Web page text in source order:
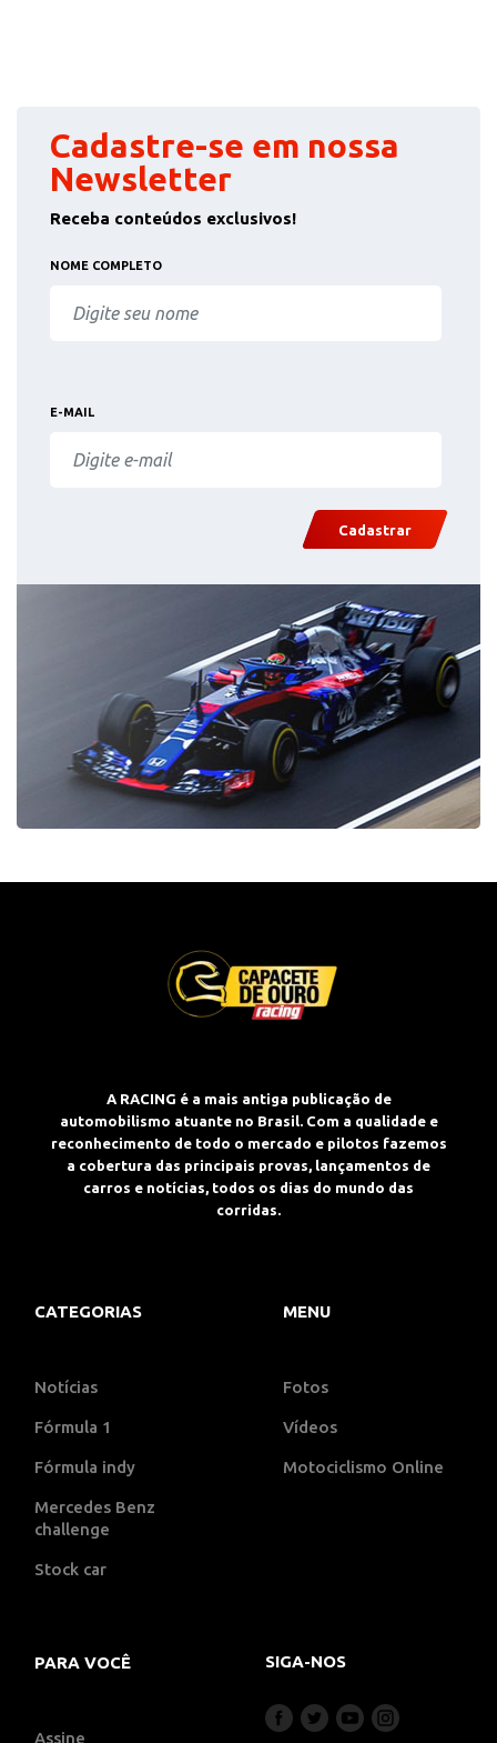
Cadastre-se em nossa
Newsletter
Receba conteúdos exclusivos!
NOME COMPLETO
E-MAIL
Cadastrar
A RACING é a mais antiga publicação de
automobilismo atuante no Brasil. Com a qualidade e
reconhecimento de todo o mercado e pilotos fazemos
a cobertura das principais provas, lançamentos de
carros e notícias, todos os dias do mundo das
corridas.
CATEGORIAS
Notícias
Fórmula 1
Fórmula indy
Mercedes Benz
challenge
Stock car
MENU
Fotos
Vídeos
Motociclismo Online
PARA VOCÊ
Assine
SIGA-NOS